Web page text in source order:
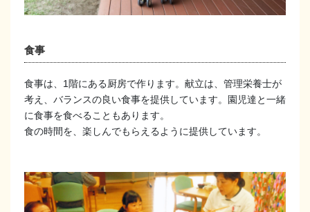
食事
食事は、1階にある厨房で作ります。献立は、管理栄養士が
考え、バランスの良い食事を提供しています。園児達と一緒
に食事を食べることもあります。
食の時間を、楽しんでもらえるように提供しています。